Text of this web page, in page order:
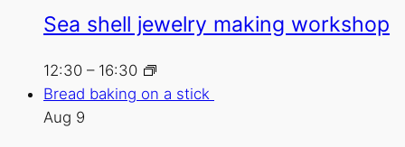
Sea shell jewelry making workshop
12:30 – 16:30
Bread baking on a stick
Aug 9